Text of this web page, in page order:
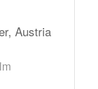
Austria